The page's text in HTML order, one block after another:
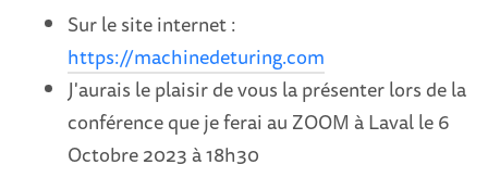
Sur le site internet :
https://machinedeturing.com
J'aurais le plaisir de vous la présenter lors de la
conférence que je ferai au ZOOM à Laval le 6
Octobre 2023 à18h30